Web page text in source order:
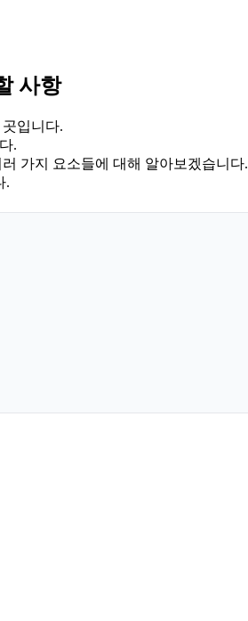
사항
입니다.
.
가지 요소들에 대해 알아보겠습니다.
.